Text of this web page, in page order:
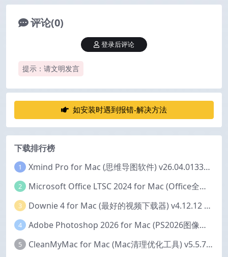
评论(0)
提示：请文明发言
登录后评论
如安装时遇到报错-解决方法
下载排行榜
1 Xmind Pro for Mac (思维导图软件) v26.04.01337 永久激活版
2 Microsoft Office LTSC 2024 for Mac (Office全家桶) v16.111.2 中文激活版
3 Downie 4 for Mac (最好的视频下载器) v4.12.12 激活版
4 Adobe Photoshop 2026 for Mac (PS2026图像编辑处理软件) v27.6.0 中文版
5 CleanMyMac for Mac (Mac清理优化工具) v5.5.7 激活版